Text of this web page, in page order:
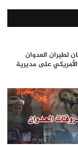
لطيران العدوان
على مديرية